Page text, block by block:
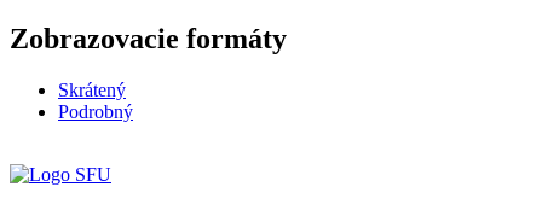
Zobrazovacie formáty
Skrátený
Podrobný